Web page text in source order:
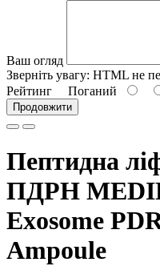
Ваш огляд
Зверніть увагу: HTML не
Рейтинг Поганий
Продовжити
Пептидна
ПДРН
Exosome
Ampoule